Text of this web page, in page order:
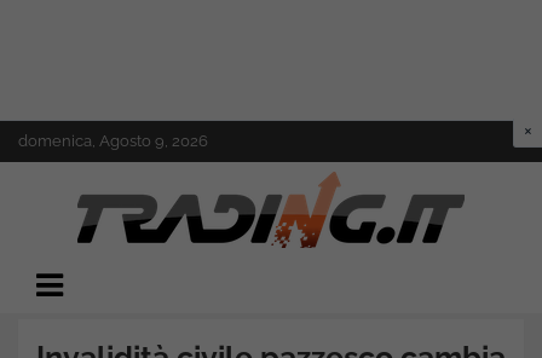
Skip
to
domenica, Agosto 9, 2026
Trading.it